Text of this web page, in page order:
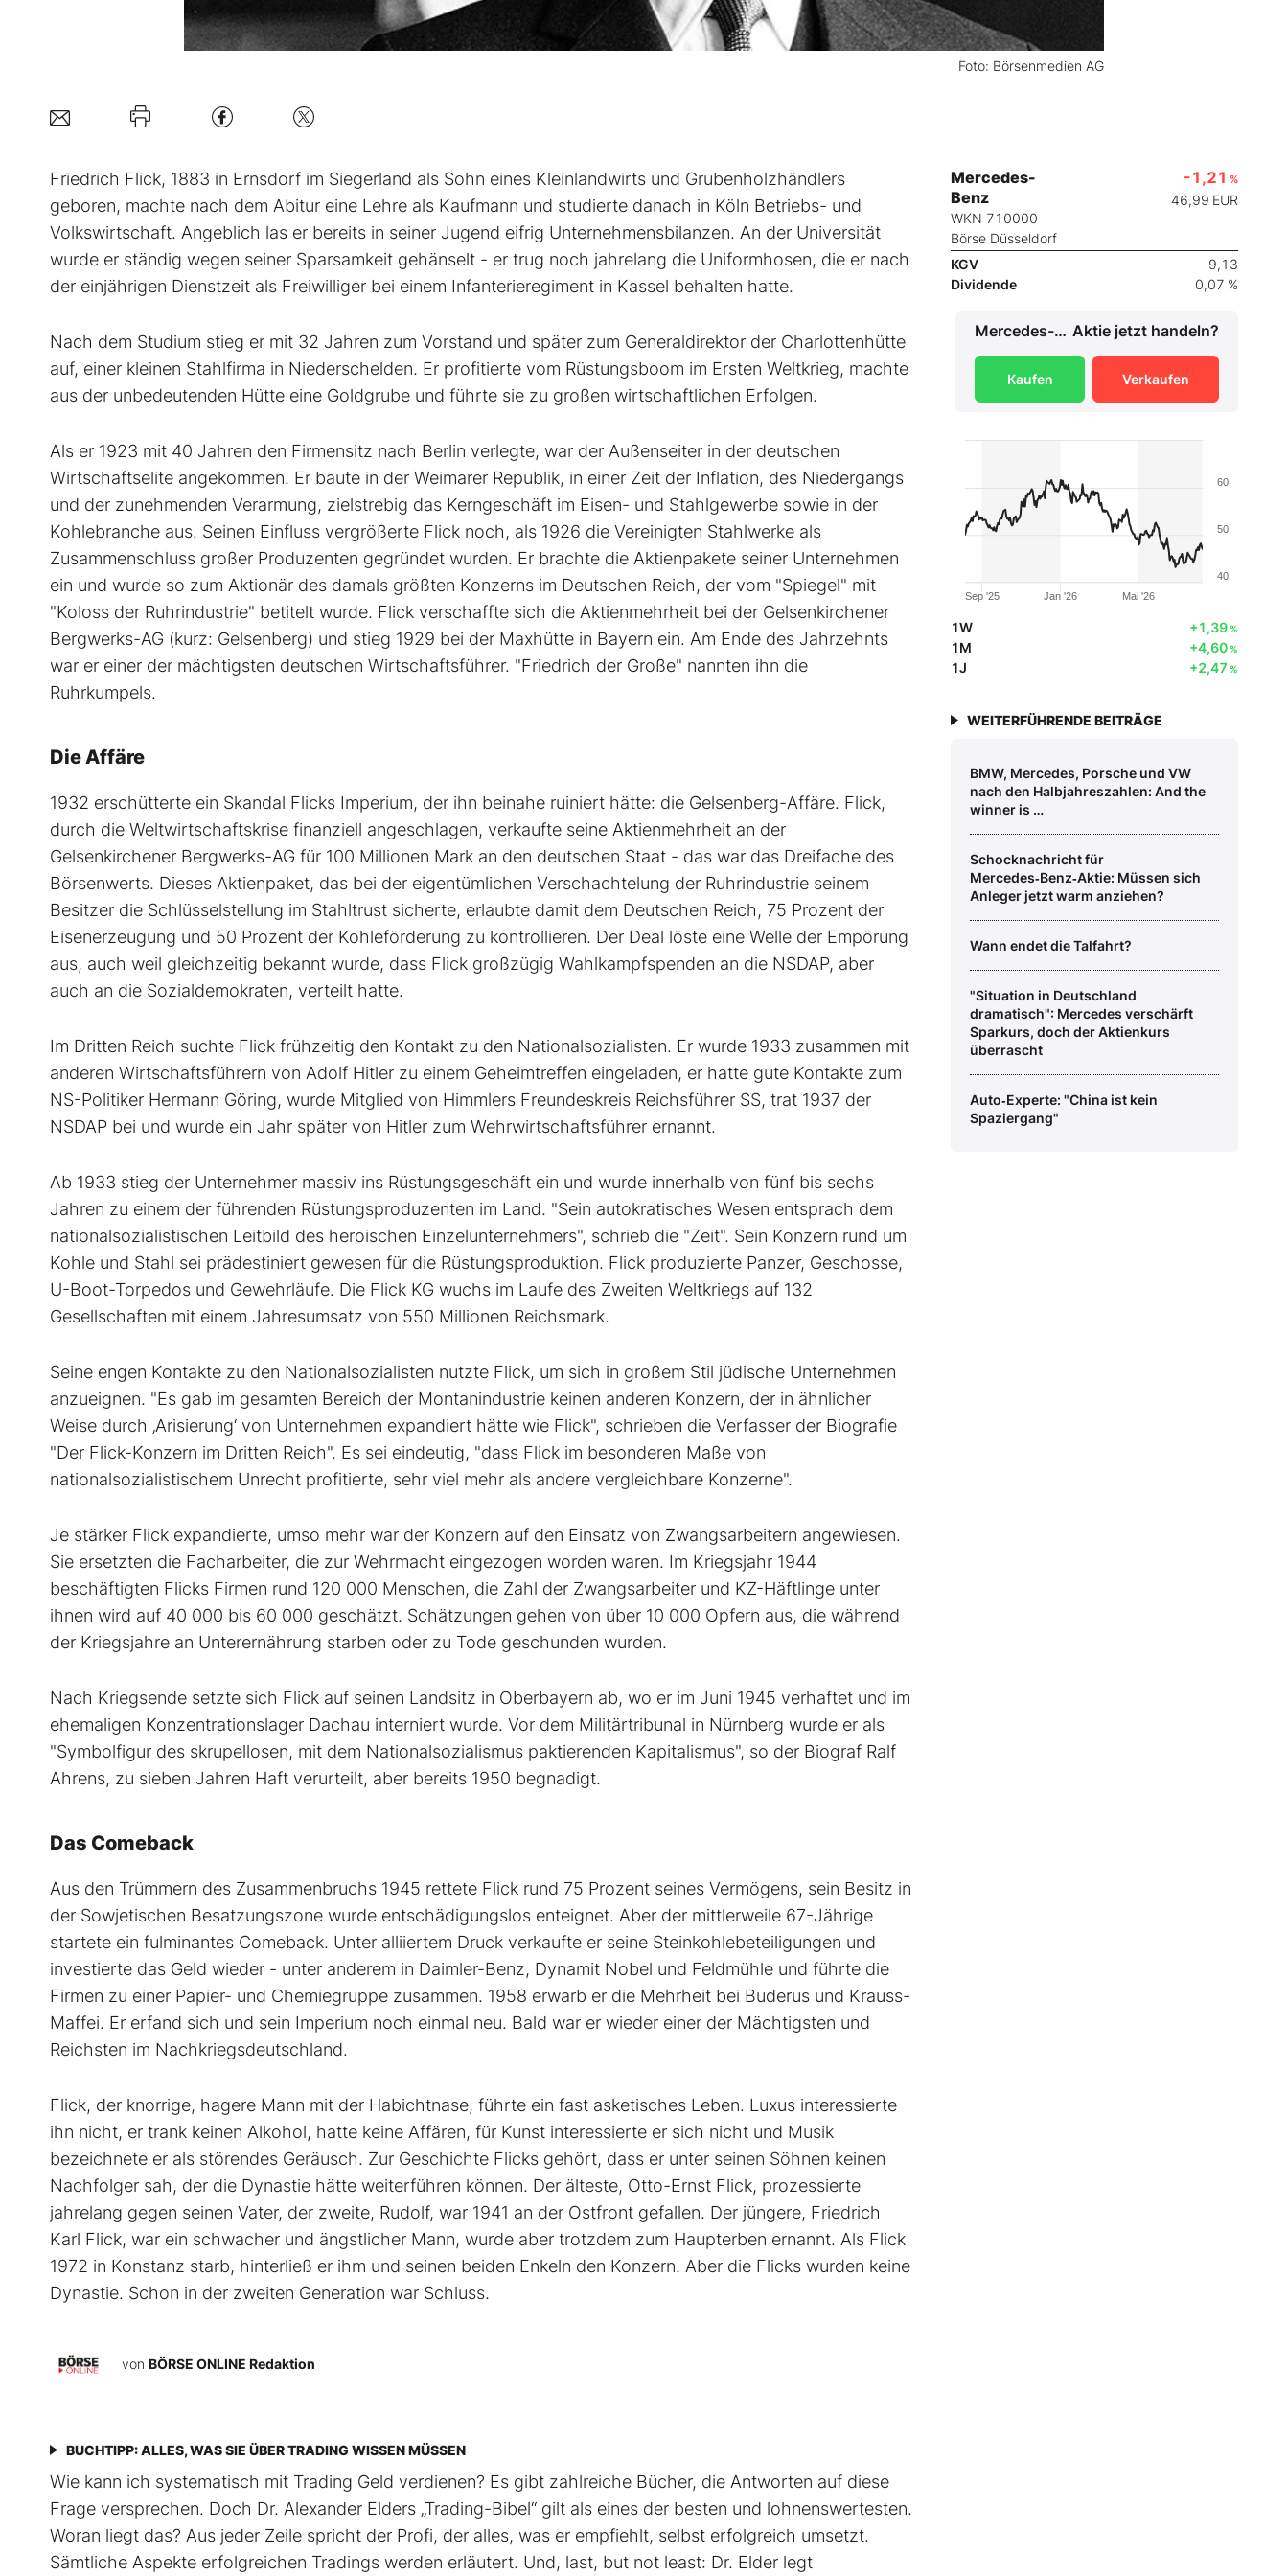
Foto: Börsenmedien AG
Friedrich Flick, 1883 in Ernsdorf im Siegerland als Sohn eines Kleinlandwirts und Grubenholzhändlers
geboren, machte nach dem Abitur eine Lehre als Kaufmann und studierte danach in Köln Betriebs- und
Volkswirtschaft. Angeblich las er bereits in seiner Jugend eifrig Unternehmensbilanzen. An der Universität
wurde er ständig wegen seiner Sparsamkeit gehänselt - er trug noch jahrelang die Uniformhosen, die er nach
der einjährigen Dienstzeit als Freiwilliger bei einem Infanterieregiment in Kassel behalten hatte.
Nach dem Studium stieg er mit 32 Jahren zum Vorstand und später zum Generaldirektor der Charlottenhütte
auf, einer kleinen Stahlfirma in Niederschelden. Er profitierte vom Rüstungsboom im Ersten Weltkrieg, machte
aus der unbedeutenden Hütte eine Goldgrube und führte sie zu großen wirtschaftlichen Erfolgen.
Als er 1923 mit 40 Jahren den Firmensitz nach Berlin verlegte, war der Außenseiter in der deutschen
Wirtschaftselite angekommen. Er baute in der Weimarer Republik, in einer Zeit der Inflation, des Niedergangs
und der zunehmenden Verarmung, zielstrebig das Kerngeschäft im Eisen- und Stahlgewerbe sowie in der
Kohlebranche aus. Seinen Einfluss vergrößerte Flick noch, als 1926 die Vereinigten Stahlwerke als
Zusammenschluss großer Produzenten gegründet wurden. Er brachte die Aktienpakete seiner Unternehmen
ein und wurde so zum Aktionär des damals größten Konzerns im Deutschen Reich, der vom "Spiegel" mit
"Koloss der Ruhrindustrie" betitelt wurde. Flick verschaffte sich die Aktienmehrheit bei der Gelsenkirchener
Bergwerks-AG (kurz: Gelsenberg) und stieg 1929 bei der Maxhütte in Bayern ein. Am Ende des Jahrzehnts
war er einer der mächtigsten deutschen Wirtschaftsführer. "Friedrich der Große" nannten ihn die
Ruhrkumpels.
Die Affäre
1932 erschütterte ein Skandal Flicks Imperium, der ihn beinahe ruiniert hätte: die Gelsenberg-Affäre. Flick,
durch die Weltwirtschaftskrise finanziell angeschlagen, verkaufte seine Aktienmehrheit an der
Gelsenkirchener Bergwerks-AG für 100 Millionen Mark an den deutschen Staat - das war das Dreifache des
Börsenwerts. Dieses Aktienpaket, das bei der eigentümlichen Verschachtelung der Ruhrindustrie seinem
Besitzer die Schlüsselstellung im Stahltrust sicherte, erlaubte damit dem Deutschen Reich, 75 Prozent der
Eisenerzeugung und 50 Prozent der Kohleförderung zu kontrollieren. Der Deal löste eine Welle der Empörung
aus, auch weil gleichzeitig bekannt wurde, dass Flick großzügig Wahlkampfspenden an die NSDAP, aber
auch an die Sozialdemokraten, verteilt hatte.
Im Dritten Reich suchte Flick frühzeitig den Kontakt zu den Nationalsozialisten. Er wurde 1933 zusammen mit
anderen Wirtschaftsführern von Adolf Hitler zu einem Geheimtreffen eingeladen, er hatte gute Kontakte zum
NS-Politiker Hermann Göring, wurde Mitglied von Himmlers Freundeskreis Reichsführer SS, trat 1937 der
NSDAP bei und wurde ein Jahr später von Hitler zum Wehrwirtschaftsführer ernannt.
Ab 1933 stieg der Unternehmer massiv ins Rüstungsgeschäft ein und wurde innerhalb von fünf bis sechs
Jahren zu einem der führenden Rüstungsproduzenten im Land. "Sein autokratisches Wesen entsprach dem
nationalsozialistischen Leitbild des heroischen Einzelunternehmers", schrieb die "Zeit". Sein Konzern rund um
Kohle und Stahl sei prädestiniert gewesen für die Rüstungsproduktion. Flick produzierte Panzer, Geschosse,
U-Boot-Torpedos und Gewehrläufe. Die Flick KG wuchs im Laufe des Zweiten Weltkriegs auf 132
Gesellschaften mit einem Jahresumsatz von 550 Millionen Reichsmark.
Seine engen Kontakte zu den Nationalsozialisten nutzte Flick, um sich in großem Stil jüdische Unternehmen
anzueignen. "Es gab im gesamten Bereich der Montanindustrie keinen anderen Konzern, der in ähnlicher
Weise durch ‚Arisierung‘ von Unternehmen expandiert hätte wie Flick", schrieben die Verfasser der Biografie
"Der Flick-Konzern im Dritten Reich". Es sei eindeutig, "dass Flick im besonderen Maße von
nationalsozialistischem Unrecht profitierte, sehr viel mehr als andere vergleichbare Konzerne".
Je stärker Flick expandierte, umso mehr war der Konzern auf den Einsatz von Zwangsarbeitern angewiesen.
Sie ersetzten die Facharbeiter, die zur Wehrmacht eingezogen worden waren. Im Kriegsjahr 1944
beschäftigten Flicks Firmen rund 120 000 Menschen, die Zahl der Zwangsarbeiter und KZ-Häftlinge unter
ihnen wird auf 40 000 bis 60 000 geschätzt. Schätzungen gehen von über 10 000 Opfern aus, die während
der Kriegsjahre an Unterernährung starben oder zu Tode geschunden wurden.
Nach Kriegsende setzte sich Flick auf seinen Landsitz in Oberbayern ab, wo er im Juni 1945 verhaftet und im
ehemaligen Konzentrationslager Dachau interniert wurde. Vor dem Militärtribunal in Nürnberg wurde er als
"Symbolfigur des skrupellosen, mit dem Nationalsozialismus paktierenden Kapitalismus", so der Biograf Ralf
Ahrens, zu sieben Jahren Haft verurteilt, aber bereits 1950 begnadigt.
Das Comeback
Aus den Trümmern des Zusammenbruchs 1945 rettete Flick rund 75 Prozent seines Vermögens, sein Besitz in
der Sowjetischen Besatzungszone wurde entschädigungslos enteignet. Aber der mittlerweile 67-Jährige
startete ein fulminantes Comeback. Unter alliiertem Druck verkaufte er seine Steinkohlebeteiligungen und
investierte das Geld wieder - unter anderem in Daimler-Benz, Dynamit Nobel und Feldmühle und führte die
Firmen zu einer Papier- und Chemiegruppe zusammen. 1958 erwarb er die Mehrheit bei Buderus und Krauss-
Maffei. Er erfand sich und sein Imperium noch einmal neu. Bald war er wieder einer der Mächtigsten und
Reichsten im Nachkriegsdeutschland.
Flick, der knorrige, hagere Mann mit der Habichtnase, führte ein fast asketisches Leben. Luxus interessierte
ihn nicht, er trank keinen Alkohol, hatte keine Affären, für Kunst interessierte er sich nicht und Musik
bezeichnete er als störendes Geräusch. Zur Geschichte Flicks gehört, dass er unter seinen Söhnen keinen
Nachfolger sah, der die Dynastie hätte weiterführen können. Der älteste, Otto-Ernst Flick, prozessierte
jahrelang gegen seinen Vater, der zweite, Rudolf, war 1941 an der Ostfront gefallen. Der jüngere, Friedrich
Karl Flick, war ein schwacher und ängstlicher Mann, wurde aber trotzdem zum Haupterben ernannt. Als Flick
1972 in Konstanz starb, hinterließ er ihm und seinen beiden Enkeln den Konzern. Aber die Flicks wurden keine
Dynastie. Schon in der zweiten Generation war Schluss.
von BÖRSE ONLINE Redaktion
BUCHTIPP: ALLES, WAS SIE ÜBER TRADING WISSEN MÜSSEN
Wie kann ich systematisch mit Trading Geld verdienen? Es gibt zahlreiche Bücher, die Antworten auf diese
Frage versprechen. Doch Dr. Alexander Elders „Trading-Bibel“ gilt als eines der besten und lohnenswertesten.
Woran liegt das? Aus jeder Zeile spricht der Profi, der alles, was er empfiehlt, selbst erfolgreich umsetzt.
Sämtliche Aspekte erfolgreichen Tradings werden erläutert. Und, last, but not least: Dr. Elder legt
Mercedes-
Benz
WKN 710000
Börse Düsseldorf
-1,21 %
46,99 EUR
KGV
9,13
Dividende
0,07 %
Mercedes-Benz Aktie jetzt handeln?
Kaufen Verkaufen
Jan '26
Sep '25 Mai '26
40
50
60
1W +1,39%
1M +4,60%
1J +2,47 %
WEITERFÜHRENDE BEITRÄGE
BMW, Mercedes, Porsche und VW
nach den Halbjahreszahlen: And the
winner is …
Schocknachricht für
Mercedes‑Benz‑Aktie: Müssen sich
Anleger jetzt warm anziehen?
Wann endet die Talfahrt?
"Situation in Deutschland
dramatisch": Mercedes verschärft
Sparkurs, doch der Aktienkurs
überrascht
Auto‑Experte: "China ist kein
Spaziergang"